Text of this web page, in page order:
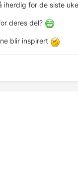
iherdig for de siste
deres del?
blir inspirert